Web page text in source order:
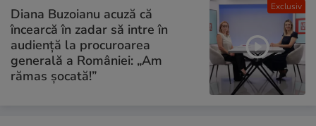
Exclusiv
Diana Buzoianu acuză că
încearcă în zadar să intre în
audiență la procuroarea
generală a României: „Am
rămas șocată!”